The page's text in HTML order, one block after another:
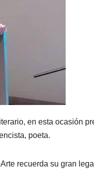
en esta ocasión
poeta.
recuerda su gran